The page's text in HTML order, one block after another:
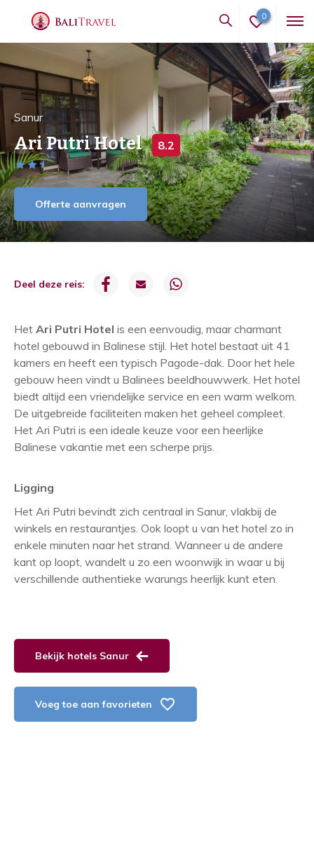
0
Sanur
Ari Putri Hotel 8.2
Offerte aanvragen
Deel deze reis:
Het Ari Putri Hotel is een eenvoudig, maar charmant
hotel gebouwd in Balinese stijl. Het hotel bestaat uit 41
kamers en heeft een typisch Pagode-dak. Door het hele
gebouw heen vindt u Balinees beeldhouwwerk. Het hotel
biedt altijd een vriendelijke service en een warm welkom.
De uitgebreide faciliteiten maken het geheel compleet.
Het Ari Putri is een ideale keuze voor een heerlijke
Balinese vakantie met een scherpe prijs.
Ligging
Het Ari Putri bevindt zich centraal in Sanur, vlakbij de
winkels en restaurantjes. Ook loopt u van het hotel zo in
enkele minuten naar het strand. Wanneer u de andere
kant op loopt, wandelt u zo een woonwijk in waar u bij
verschillende authentieke warungs heerlijk kunt eten.
Bekijk hotels Sanur
Voeg toe aan favorieten